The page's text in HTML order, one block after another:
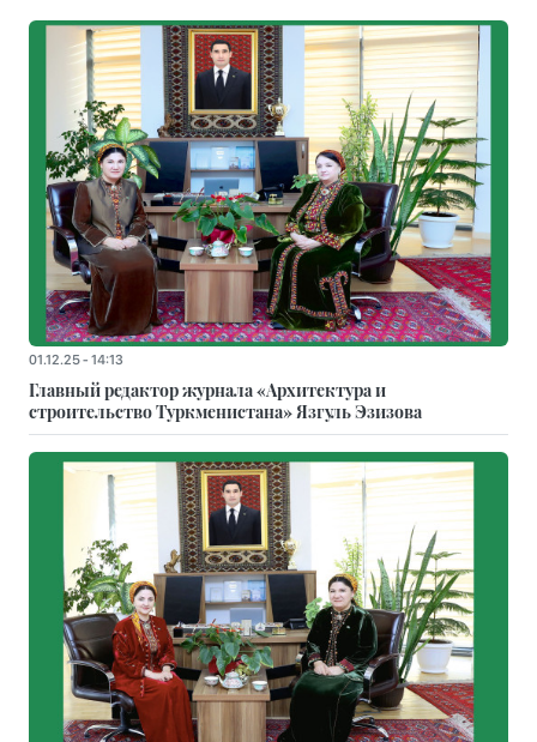
01.12.25 - 14:13
Главный редактор журнала «Архитектура и
строительство Туркменистана» Язгуль Эзизова